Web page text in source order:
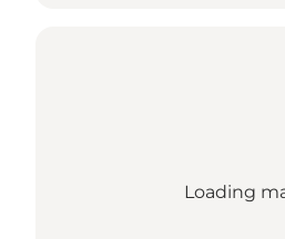
Loading